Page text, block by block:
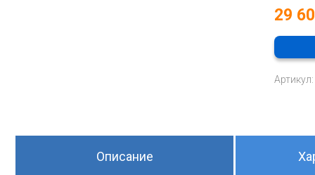
29
Артикул:
Описание